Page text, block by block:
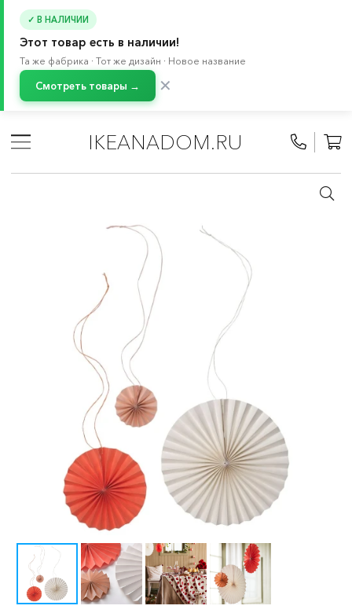
✓ В НАЛИЧИИ
Этот товар есть в наличии!
Та же фабрика · Тот же дизайн · Новое название
Смотреть товары → ✕
IKEANADOM.RU
Летние декоративные аксессуары